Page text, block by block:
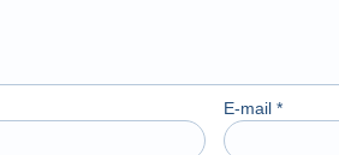
E-mail *